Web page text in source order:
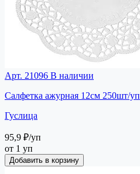
Арт. 21096 В наличии
Салфетка ажурная 12см 250шт/уп
Гуслица
95,9 ₽/уп
от 1 уп
Добавить в корзину